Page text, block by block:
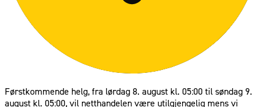
Førstkommende helg, fra lørdag 8. august kl. 05:00 til søndag 9.
august kl. 05:00, vil netthandelen være utilgjengelig mens vi